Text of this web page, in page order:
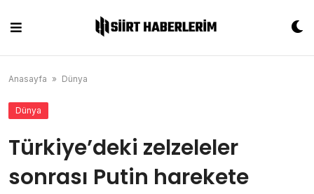
content
Anasayfa » Dünya
Dünya
Türkiye’deki zelzeleler
sonrası Putin harekete